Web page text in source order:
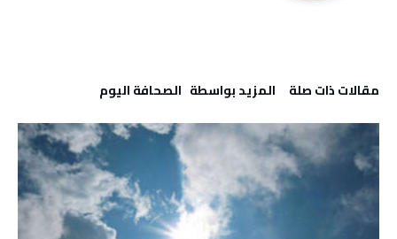
‫مقالات ذات صلة‬ ‫‫المزيد بواسطة‬ ‬ ‭ ‬الصحافة‭ ‬اليوم